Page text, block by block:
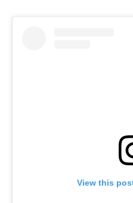
View this